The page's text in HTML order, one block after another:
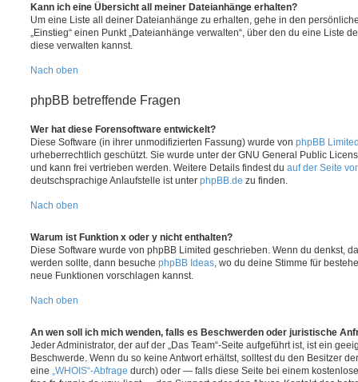
Kann ich eine Übersicht all meiner Dateianhänge erhalten?
Um eine Liste all deiner Dateianhänge zu erhalten, gehe in den
„Einstieg“ einen Punkt „Dateianhänge verwalten“, über den du eine Liste
diese verwalten kannst.
Nach oben
phpBB betreffende Fragen
Wer hat diese Forensoftware entwickelt?
Diese Software (in ihrer unmodifizierten Fassung) wurde von phpBB
urheberrechtlich geschützt. Sie wurde unter der GNU General Public
und kann frei vertrieben werden. Weitere Details findest du auf der Seite
deutschsprachige Anlaufstelle ist unter phpBB.de zu finden.
Nach oben
Warum ist Funktion x oder y nicht enthalten?
Diese Software wurde von phpBB Limited geschrieben. Wenn du denkst,
werden sollte, dann besuche phpBB Ideas , wo du deine Stimme für
neue Funktionen vorschlagen kannst.
Nach oben
An wen soll ich mich wenden, falls es Beschwerden oder juristische
Jeder Administrator, der auf der „Das Team“-Seite aufgeführt ist, ist ein
Beschwerde. Wenn du so keine Antwort erhältst, solltest du den Besitzer
eine „WHOIS“-Abfrage durch) oder — falls diese Seite bei einem